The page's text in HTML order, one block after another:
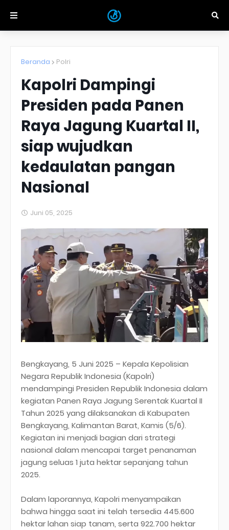
Beranda Polri
Kapolri Dampingi
Presiden pada Panen
Raya Jagung Kuartal II,
siap wujudkan
kedaulatan pangan
Nasional
Juni 05, 2025
Bengkayang, 5 Juni 2025 – Kepala Kepolisian
Negara Republik Indonesia (Kapolri)
mendampingi Presiden Republik Indonesia dalam
kegiatan Panen Raya Jagung Serentak Kuartal II
Tahun 2025 yang dilaksanakan di Kabupaten
Bengkayang, Kalimantan Barat, Kamis (5/6).
Kegiatan ini menjadi bagian dari strategi
nasional dalam mencapai target penanaman
jagung seluas 1 juta hektar sepanjang tahun
2025.
Dalam laporannya, Kapolri menyampaikan
bahwa hingga saat ini telah tersedia 445.600
hektar lahan siap tanam, serta 922.700 hektar